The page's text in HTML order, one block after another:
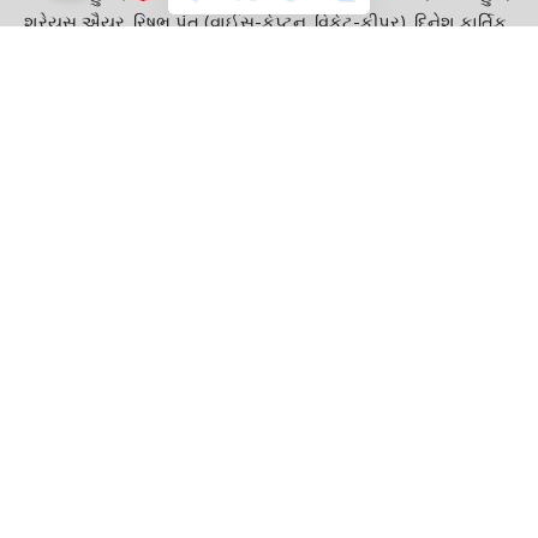
શ્રેયસ ઐયર, રિષભ પંત (વાઈસ-કેપ્ટન, વિકેટ-કીપર), દિનેશ કાર્તિક